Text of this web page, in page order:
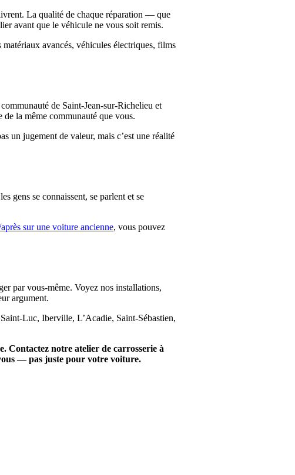
La qualité de chaque réparation — que
avant que le véhicule ne vous soit remis.
avancés, véhicules électriques, films
de Saint-Jean-sur-Richelieu et
la même communauté que vous.
un jugement de valeur, mais c’est une réalité
gens se connaissent, se parlent et se
sur une voiture ancienne, vous pouvez
par vous-même. Voyez nos installations,
argument.
Luc, Iberville, L’Acadie, Saint-Sébastien,
Contactez notre atelier de carrosserie à
— pas juste pour votre voiture.